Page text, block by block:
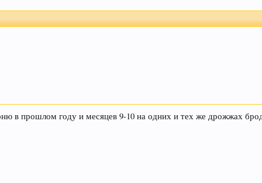
которые не актуальные для вас и не имеют
данным сайтом, Вы соглашаетесь на
в прошлом году и месяцев 9-10 на одних и тех же дрожжах